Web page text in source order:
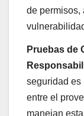
de permisos,
Pruebas de
seguridad es
entre el
manejan